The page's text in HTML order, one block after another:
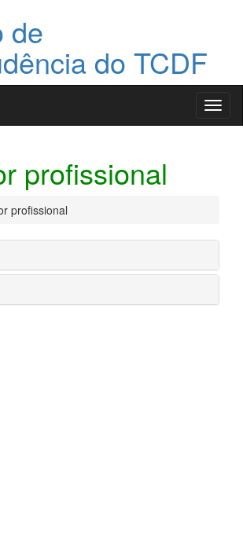
de
do TCDF
profissional
profissional